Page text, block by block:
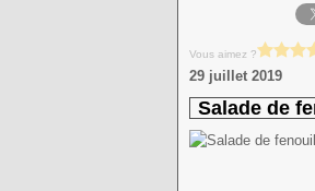
Vous aimez ?
29 juillet 2019
Salade de